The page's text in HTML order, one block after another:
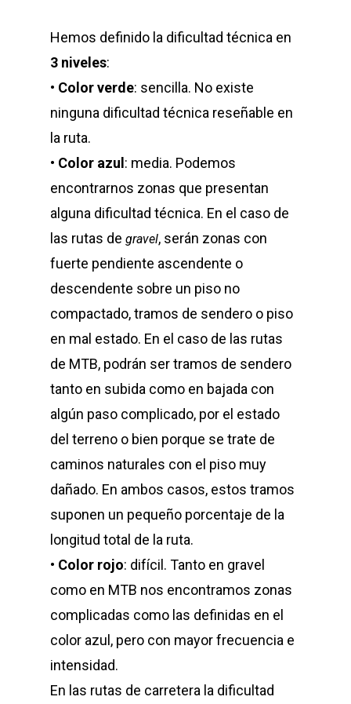
Hemos definido la dificultad técnica en
3 niveles:
• Color verde: sencilla. No existe
ninguna dificultad técnica reseñable en
la ruta.
• Color azul: media. Podemos
encontrarnos zonas que presentan
alguna dificultad técnica. En el caso de
las rutas de gravel, serán zonas con
fuerte pendiente ascendente o
descendente sobre un piso no
compactado, tramos de sendero o piso
en mal estado. En el caso de las rutas
de MTB, podrán ser tramos de sendero
tanto en subida como en bajada con
algún paso complicado, por el estado
del terreno o bien porque se trate de
caminos naturales con el piso muy
dañado. En ambos casos, estos tramos
suponen un pequeño porcentaje de la
longitud total de la ruta.
• Color rojo: difícil. Tanto en gravel
como en MTB nos encontramos zonas
complicadas como las definidas en el
color azul, pero con mayor frecuencia e
intensidad.
En las rutas de carretera la dificultad